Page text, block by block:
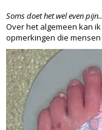
Soms doet het wel even
Over het algemeen kan
opmerkingen die mensen